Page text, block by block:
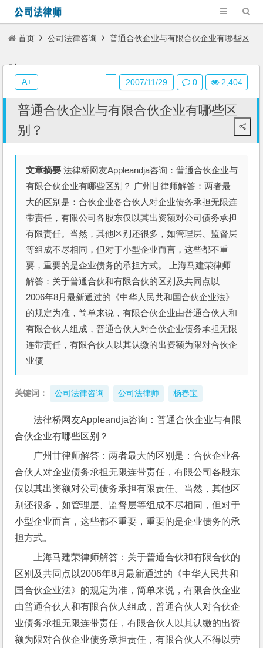
首页 公司法律咨询 普通合伙企业与有限合伙企业有哪些区
别？
普通合伙企业与有限合伙企业有哪些区
别？
文章摘要 法律桥网友Appleandja咨询：普通合伙企业与
有限合伙企业有哪些区别？ 广州甘律师解答：两者最
大的区别是：合伙企业各合伙人对企业债务承担无限连
带责任，有限公司各股东仅以其出资额对公司债务承担
有限责任。当然，其他区别还很多，如管理层、监督层
等组成不尽相同，但对于小型企业而言，这些都不重
要，重要的是企业债务的承担方式。 上海马建荣律师
解答：关于普通合伙和有限合伙的区别及共同点以
2006年8月最新通过的《中华人民共和国合伙企业法》
的规定为准，简单来说，有限合伙企业由普通合伙人和
有限合伙人组成，普通合伙人对合伙企业债务承担无限
连带责任，有限合伙人以其认缴的出资额为限对合伙企
业债
关键词： 公司法律咨询 公司法律师 杨春宝
法律桥网友Appleandja咨询：普通合伙企业与有限
合伙企业有哪些区别？
广州甘律师解答：两者最大的区别是：合伙企业各
合伙人对企业债务承担无限连带责任，有限公司各股东
仅以其出资额对公司债务承担有限责任。当然，其他区
别还很多，如管理层、监督层等组成不尽相同，但对于
小型企业而言，这些都不重要，重要的是企业债务的承
担方式。
上海马建荣律师解答：关于普通合伙和有限合伙的
区别及共同点以2006年8月最新通过的《中华人民共和
国合伙企业法》的规定为准，简单来说，有限合伙企业
由普通合伙人和有限合伙人组成，普通合伙人对合伙企
业债务承担无限连带责任，有限合伙人以其认缴的出资
额为限对合伙企业债务承担责任，有限合伙人不得以劳
2007/11/29 0 2,404
A+